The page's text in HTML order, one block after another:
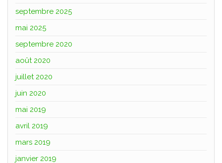
septembre 2025
mai 2025
septembre 2020
août 2020
juillet 2020
juin 2020
mai 2019
avril 2019
mars 2019
janvier 2019